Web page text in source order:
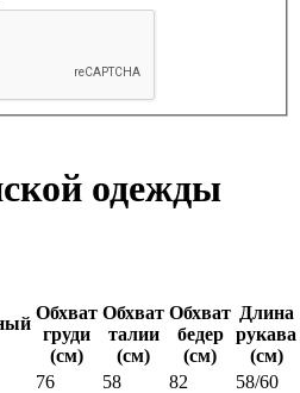
одежды
Обхват
груди
(см)
Обхват
талии
(см)
Обхват
бедер
(см)
Длина
рукава
(см)
76 58 82
58/60